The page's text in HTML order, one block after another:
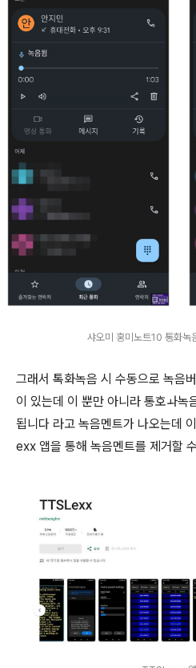
샤오미 홍미노트10 통화녹
그래서 톡화녹음 시 수동으로 녹음
이 있는데 이 뿐만 아니라 통호ㅘ녹
됩니다 라고 녹음멘트가 나오는데
exx 앱을 통해 녹음멘트를 제거할